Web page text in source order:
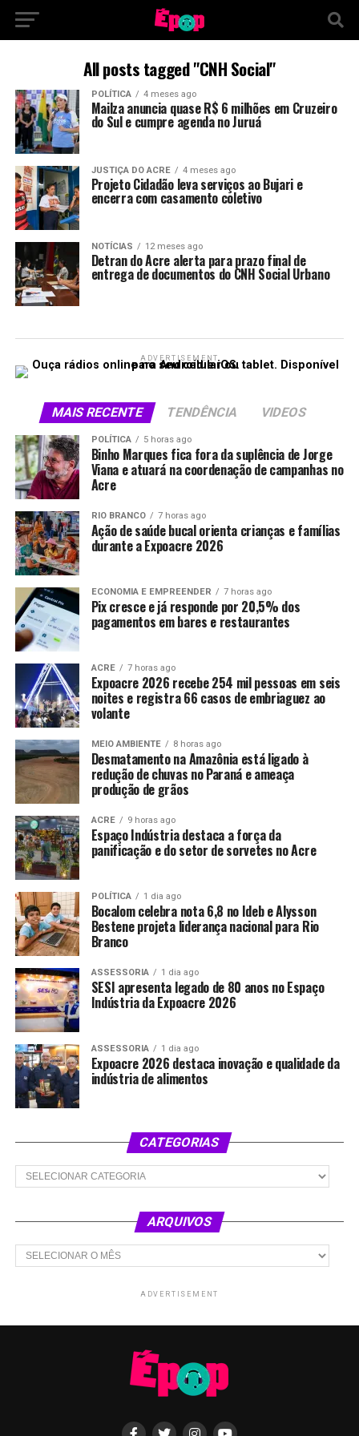
All posts tagged "CNH Social"
POLÍTICA 4 meses ago
Mailza anuncia quase R$ 6 milhões em Cruzeiro
do Sul e cumpre agenda no Juruá
JUSTIÇA DO ACRE 4 meses ago
Projeto Cidadão leva serviços ao Bujari e
encerra com casamento coletivo
NOTÍCIAS 12 meses ago
Detran do Acre alerta para prazo final de
entrega de documentos do CNH Social Urbano
ADVERTISEMENT
MAIS RECENTE TENDÊNCIA VIDEOS
POLÍTICA 5 horas ago
Binho Marques fica fora da suplência de Jorge
Viana e atuará na coordenação de campanhas no
Acre
RIO BRANCO 7 horas ago
Ação de saúde bucal orienta crianças e famílias
durante a Expoacre 2026
ECONOMIA E EMPREENDER 7 horas ago
Pix cresce e já responde por 20,5% dos
pagamentos em bares e restaurantes
ACRE 7 horas ago
Expoacre 2026 recebe 254 mil pessoas em seis
noites e registra 66 casos de embriaguez ao
volante
MEIO AMBIENTE 8 horas ago
Desmatamento na Amazônia está ligado à
redução de chuvas no Paraná e ameaça
produção de grãos
ACRE 9 horas ago
Espaço Indústria destaca a força da
panificação e do setor de sorvetes no Acre
POLÍTICA 1 dia ago
Bocalom celebra nota 6,8 no Ideb e Alysson
Bestene projeta liderança nacional para Rio
Branco
ASSESSORIA 1 dia ago
SESI apresenta legado de 80 anos no Espaço
Indústria da Expoacre 2026
ASSESSORIA 1 dia ago
Expoacre 2026 destaca inovação e qualidade da
indústria de alimentos
CATEGORIAS
Categorias
ARQUIVOS
Arquivos
ADVERTISEMENT